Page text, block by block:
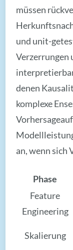
müssen
und unit-
Verzerrungen
denen
komplexe
an, wenn sich
Phase
Feature
Engineering
Skalierung